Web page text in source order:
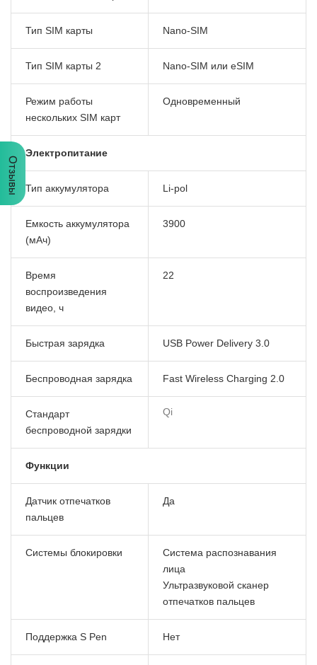
Тип SIM карты Nano-SIM
Тип SIM карты 2 Nano-SIM или eSIM
Режим работы
нескольких SIM карт
Одновременный
Электропитание
Тип аккумулятора Li-pol
Емкость аккумулятора
(мАч)
3900
Время
воспроизведения
видео, ч
22
Быстрая зарядка USB Power Delivery 3.0
Беспроводная зарядка Fast Wireless Charging 2.0
Стандарт
беспроводной зарядки
Qi
Функции
Датчик отпечатков
пальцев
Да
Системы блокировки
Система распознавания
лица
Ультразвуковой сканер
отпечатков пальцев
Поддержка S Pen Нет
Отзывы